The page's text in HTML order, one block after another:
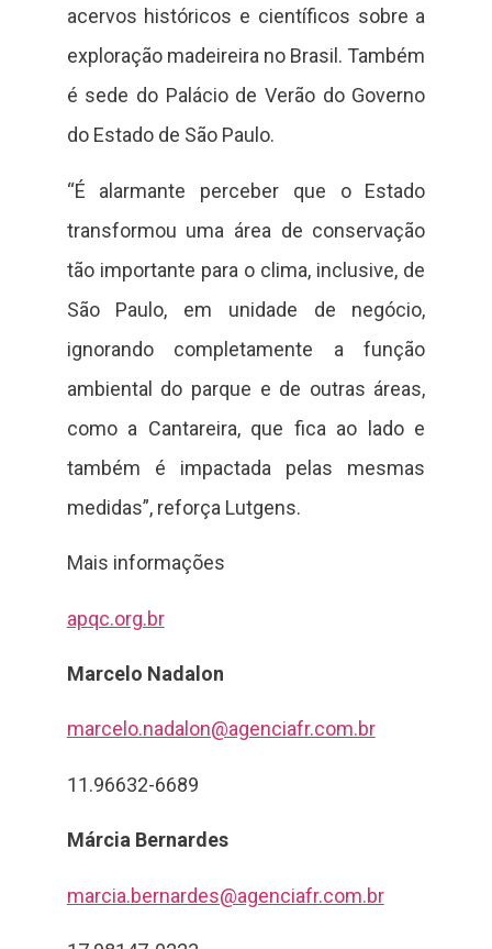
acervos históricos e científicos sobre a
exploração madeireira no Brasil. Também
é sede do Palácio de Verão do Governo
do Estado de São Paulo.
“É alarmante perceber que o Estado
transformou uma área de conservação
tão importante para o clima, inclusive, de
São Paulo, em unidade de negócio,
ignorando completamente a função
ambiental do parque e de outras áreas,
como a Cantareira, que fica ao lado e
também é impactada pelas mesmas
medidas”, reforça Lutgens.
Mais informações
apqc.org.br
Marcelo Nadalon
marcelo.nadalon@agenciafr.com.br
11.96632-6689
Márcia Bernardes
marcia.bernardes@agenciafr.com.br